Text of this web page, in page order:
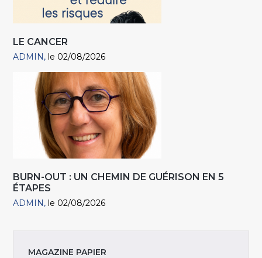
LE CANCER
ADMIN le 02/08/2026
BURN-OUT : UN CHEMIN DE GUÉRISON EN 5
ÉTAPES
ADMIN le 02/08/2026
MAGAZINE PAPIER